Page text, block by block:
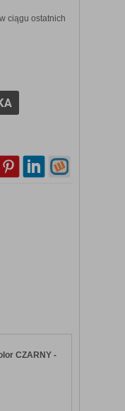
ciągu ostatnich
CZARNY -